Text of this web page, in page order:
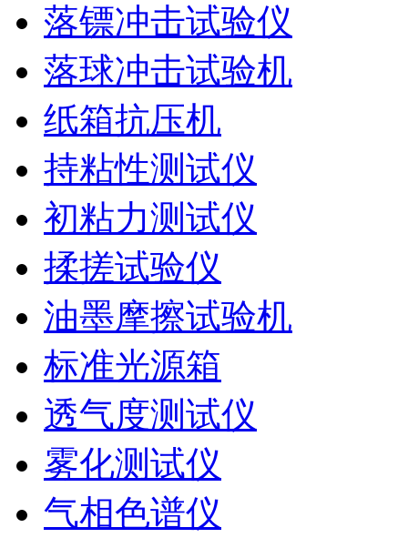
落镖冲击试验仪
落球冲击试验机
纸箱抗压机
持粘性测试仪
初粘力测试仪
揉搓试验仪
油墨摩擦试验机
标准光源箱
透气度测试仪
雾化测试仪
气相色谱仪